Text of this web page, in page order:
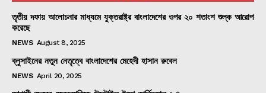
তৃতীয় দফায় আলোচনার মাধ্যমে যুক্তরাষ্ট্র বাংলাদেশের ওপর ২০ শতাংশ শুল্ক আরোপ
করেছে
NEWS August 8, 2025
ব্লুসাইনের নতুন নেতৃত্বে বাংলাদেশের মেহেদী হাসান রুবেল
NEWS April 20, 2025